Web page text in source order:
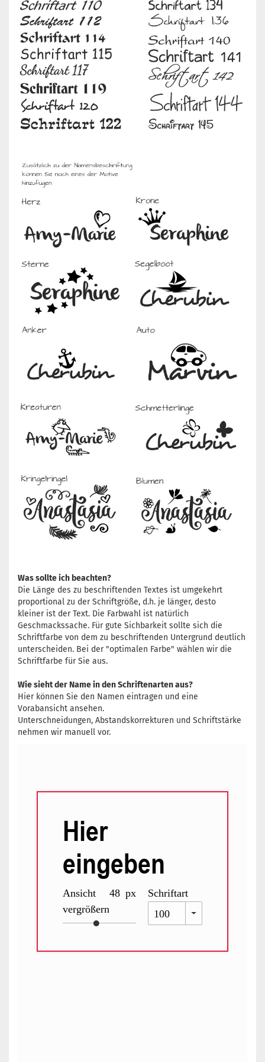
Was sollte ich beachten?
Die Länge des zu beschriftenden Textes ist umgekehrt
proportional zu der Schriftgröße, d.h. je länger, desto
kleiner ist der Text. Die Farbwahl ist natürlich
Geschmackssache. Für gute Sichbarkeit sollte sich die
Schriftfarbe von dem zu beschriftenden Untergrund deutlich
unterscheiden. Bei der "optimalen Farbe" wählen wir die
Schriftfarbe für Sie aus.
Wie sieht der Name in den Schriftenarten aus?
Hier können Sie den Namen eintragen und eine
Vorabansicht ansehen.
Unterschneidungen, Abstandskorrekturen und Schriftstärke
nehmen wir manuell vor.